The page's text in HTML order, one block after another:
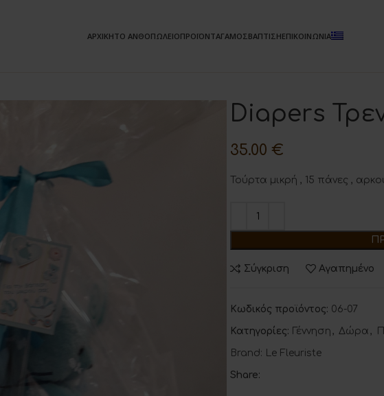
ΑΡΧΙΚΗΤΟ ΑΝΘΟΠΩΛΕΙΟΠΡΟΪΟΝΤΑΓΑΜΟΣΒΑΠΤΙΣΗΕΠΙΚΟΙΝΩΝΙΑ
Diapers
35.00 €
Τούρτα μικρή , 15 πάνες ,
Σύγκριση Αγαπημένο
Κωδικός προϊόντος: 06-07
Κατηγορίες: Γέννηση , Δώρα ,
Brand: Le Fleuriste
Share: